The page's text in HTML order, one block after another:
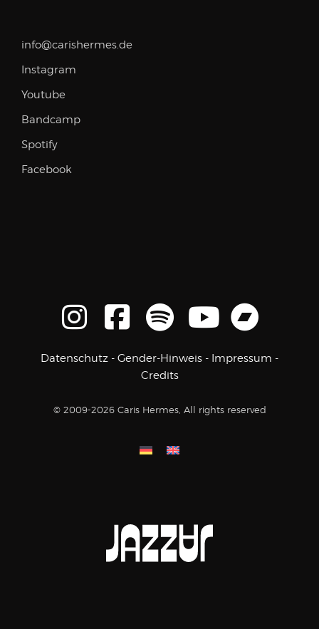
info@carishermes.de
Instagram
Youtube
Bandcamp
Spotify
Facebook
Datenschutz - Gender-Hinweis - Impressum -
Credits
© 2009-2026 Caris Hermes, All rights reserved